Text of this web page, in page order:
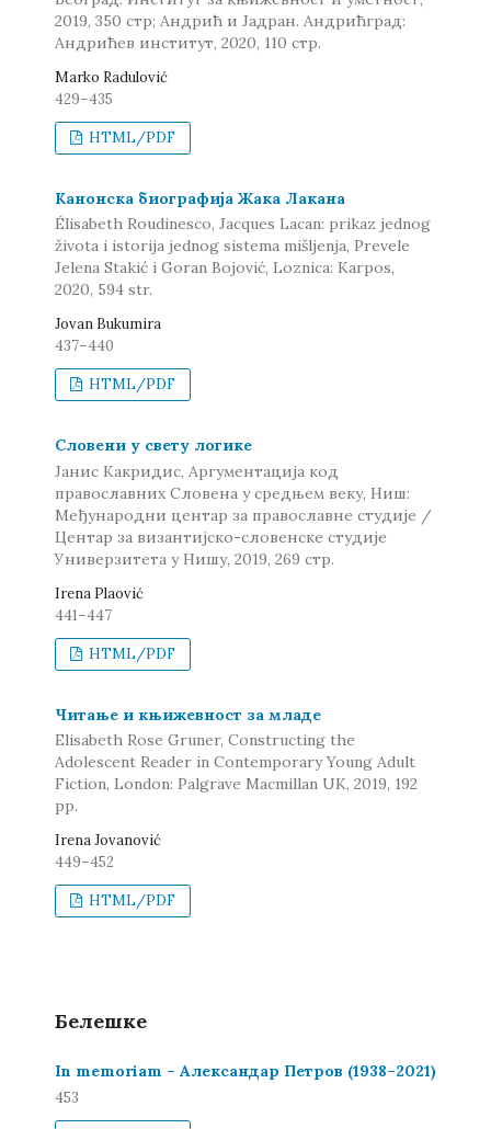
2019, 350 стр; Андрић и Јадран. Андрићград:
Андрићев институт, 2020, 110 стр.
Marko Radulović
429–435
HTML/PDF
Канонска биографија Жака Лакана
Élisabeth Roudinesco, Jacques Lacan: prikaz jednog
života i istorija jednog sistema mišljenja, Prevele
Jelena Stakić i Goran Bojović, Loznica: Karpos,
2020, 594 str.
Jovan Bukumira
437–440
HTML/PDF
Словени у свету логике
Јанис Какридис, Аргументација код
православних Словена у средњем веку, Ниш:
Међународни центар за православне студије /
Центар за византијско-словенске студије
Универзитета у Нишу, 2019, 269 стр.
Irena Plaović
441–447
HTML/PDF
Читање и књижевност за младе
Elisabeth Rose Gruner, Constructing the
Adolescent Reader in Contemporary Young Adult
Fiction, London: Palgrave Macmillan UK, 2019, 192
pp.
Irena Jovanović
449–452
HTML/PDF
Белешке
In memoriam – Александар Петров (1938–2021)
453